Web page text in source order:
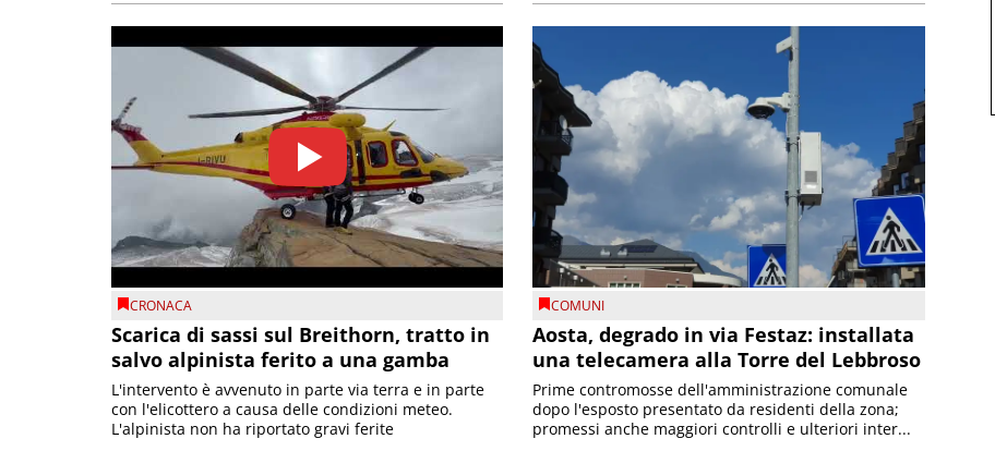
CRONACA
Scarica di sassi sul Breithorn, tratto in
salvo alpinista ferito a una gamba
L'intervento è avvenuto in parte via terra e in parte
con l'elicottero a causa delle condizioni meteo.
L'alpinista non ha riportato gravi ferite
COMUNI
Aosta, degrado in via Festaz: installata
una telecamera alla Torre del Lebbroso
Prime contromosse dell'amministrazione comunale
dopo l'esposto presentato da residenti della zona;
promessi anche maggiori controlli e ulteriori inter...